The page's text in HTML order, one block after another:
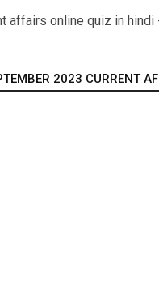
affairs online quiz in hindi
2023 CURRENT